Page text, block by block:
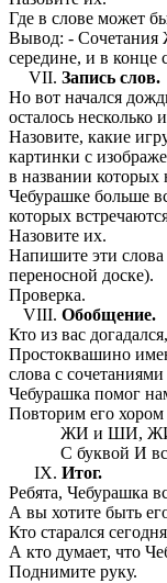
Где в слове может
Вывод: -
середине, и в конце
Запись слов.
Но вот начался
осталось несколько
Назовите, какие
картинки с
в названии
Чебурашке больше
которых
Назовите их.
Напишите эти слова
переносной доске).
Проверка.
Обобщение.
Кто из вас
Простоквашино
слова с
Чебурашка помог
Повторим его
ЖИ и ШИ,
С буквой И
Итог.
Ребята, Чебурашка
А вы хотите быть
Кто старался
А кто думает, что
Поднимите руку.